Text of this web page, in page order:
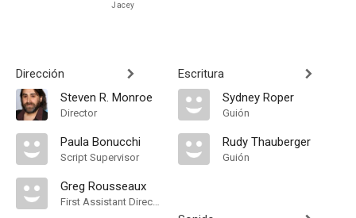
Jacey
Dirección
Steven R. Monroe
Director
Paula Bonucchi
Script Supervisor
Greg Rousseaux
First Assistant Director
Escritura
Sydney Roper
Guión
Rudy Thauberger
Guión